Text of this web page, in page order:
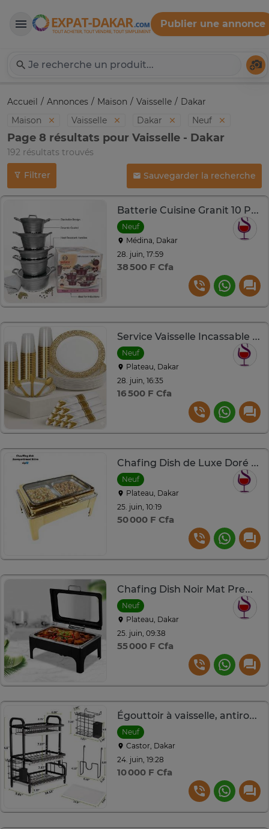
Expat-Dakar
Publier une annonce
Accueil Annonces Maison Vaisselle
Dakar
Maison
Vaisselle Dakar Neuf
Page 8 résultats pour Vaisselle - Dakar
192 résultats trouvés
Filtrer Sauvegarder la recherche
Batterie Cuisine Granit 10 Pièces Regina
Neuf
Médina, Dakar
28. juin, 17:59
38 500 F Cfa
Service Vaisselle Incassable 175 Pièces
Neuf
Plateau, Dakar
28. juin, 16:35
16 500 F Cfa
Chafing Dish de Luxe Doré – Double Bac
Neuf
Plateau, Dakar
25. juin, 10:19
50 000 F Cfa
Chafing Dish Noir Mat Premium
Neuf
Plateau, Dakar
25. juin, 09:38
55 000 F Cfa
Égouttoir à vaisselle, antirouille
Neuf
Castor, Dakar
24. juin, 19:28
10 000 F Cfa